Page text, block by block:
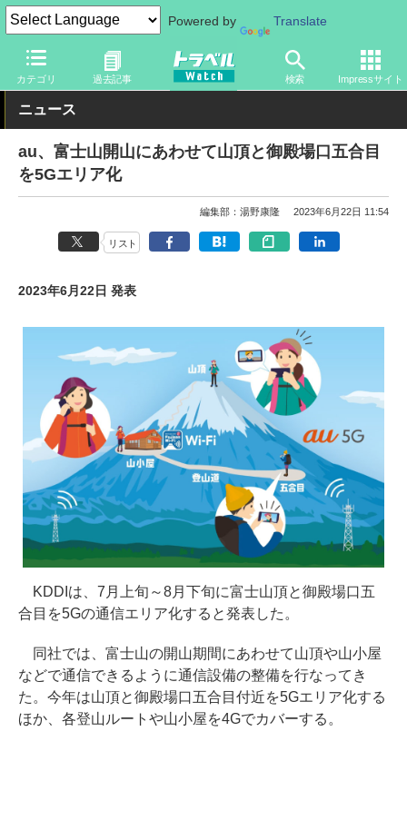
Powered by Translate
カテゴリ 過去記事 検索 Impressサイト
トラベル Watch 旅のアイテム スマホ・ルーター スマートフォ
ニュース
au、富士山開山にあわせて山頂と御殿場口五合目
を5Gエリア化
編集部：湯野康隆 2023年6月22日 11:54
リスト
2023年6月22日 発表
KDDIは、7月上旬～8月下旬に富士山頂と御殿場口五
合目を5Gの通信エリア化すると発表した。
同社では、富士山の開山期間にあわせて山頂や山小屋
などで通信できるように通信設備の整備を行なってき
た。今年は山頂と御殿場口五合目付近を5Gエリア化する
ほか、各登山ルートや山小屋を4Gでカバーする。